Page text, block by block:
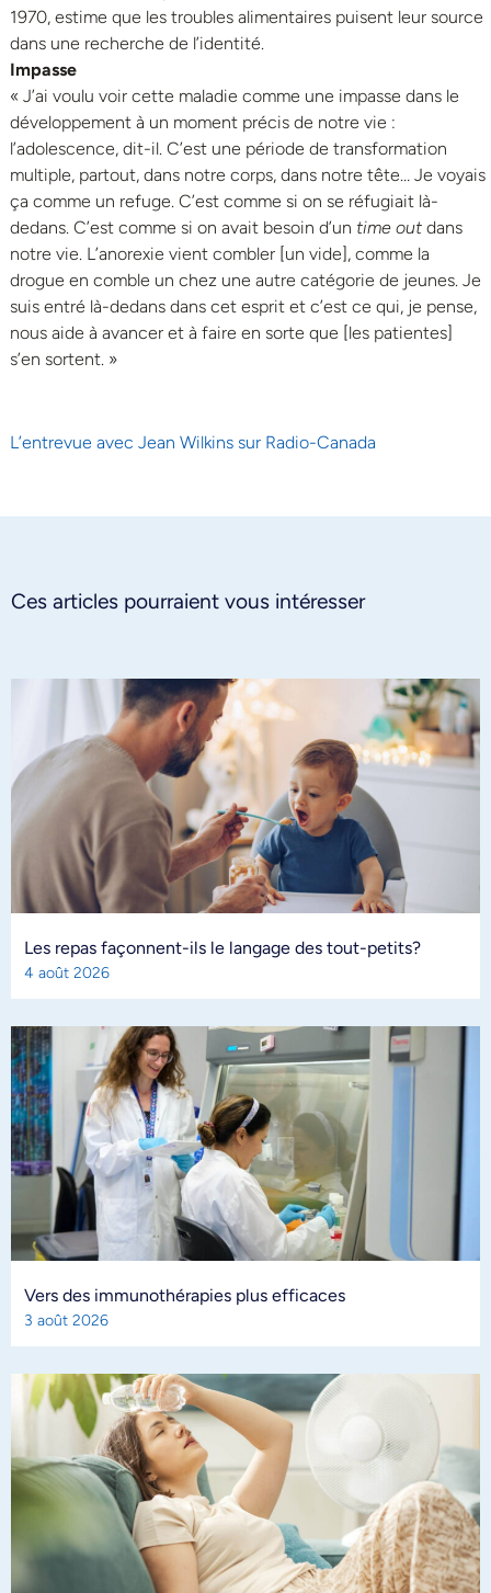
1970, estime que les troubles alimentaires puisent leur source
dans une recherche de l’identité.
Impasse
« J’ai voulu voir cette maladie comme une impasse dans le
développement à un moment précis de notre vie :
l’adolescence, dit-il. C’est une période de transformation
multiple, partout, dans notre corps, dans notre tête… Je voyais
ça comme un refuge. C’est comme si on se réfugiait là-
dedans. C’est comme si on avait besoin d’un time out dans
notre vie. L’anorexie vient combler [un vide], comme la
drogue en comble un chez une autre catégorie de jeunes. Je
suis entré là-dedans dans cet esprit et c’est ce qui, je pense,
nous aide à avancer et à faire en sorte que [les patientes]
s’en sortent. »
L’entrevue avec Jean Wilkins sur Radio-Canada
Ces articles pourraient vous intéresser
Les repas façonnent-ils le langage des tout-petits?
4 août 2026
Vers des immunothérapies plus efficaces
3 août 2026